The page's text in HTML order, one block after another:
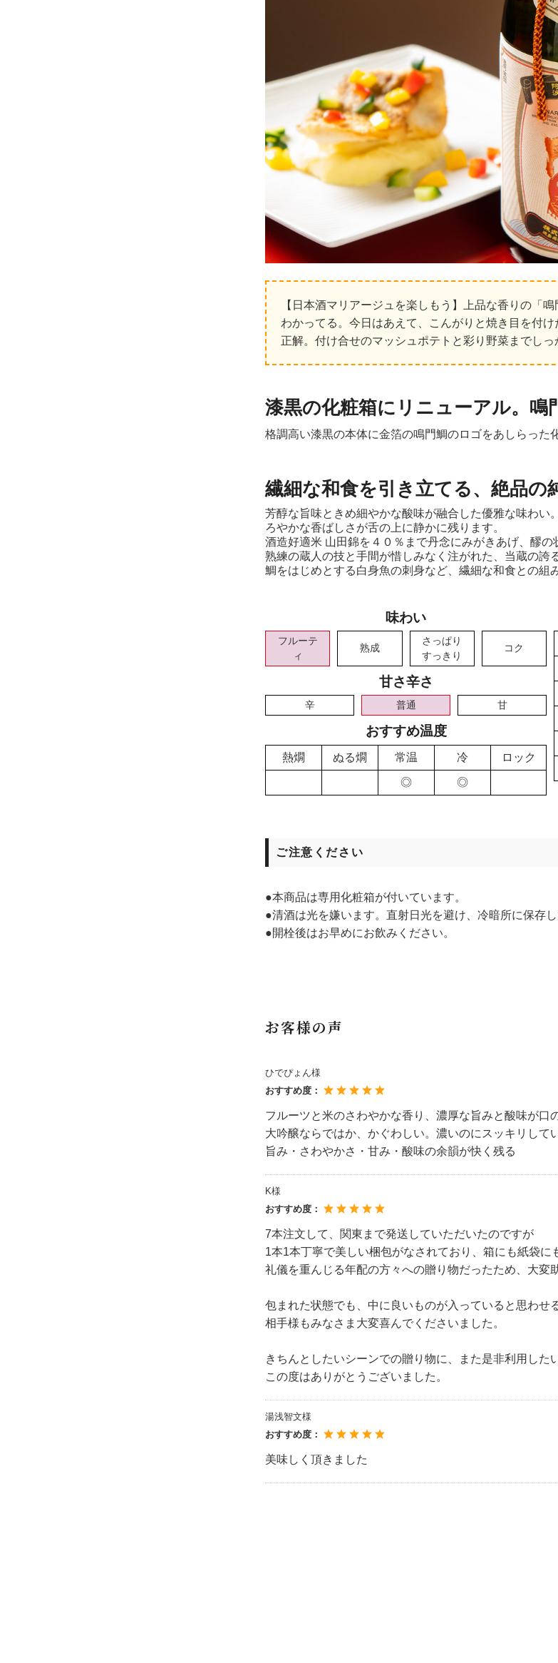
【日本酒マリアージュを楽しもう】上品な香りの「
わかってる。今日はあえて、こんがりと焼き目を付
正解。付け合せのマッシュポテトと彩り野菜までし
漆黒の化粧箱にリニューアル。鳴
格調高い漆黒の本体に金箔の鳴門鯛のロゴをあしらった
繊細な和食を引き立てる、絶品の
芳醇な旨味ときめ細やかな酸味が融合した優雅な味わい
ろやかな香ばしさが舌の上に静かに残ります。
酒造好適米 山田錦を４０％まで丹念にみがきあげ、醪
熟練の蔵人の技と手間が惜しみなく注がれた、当蔵の誇
鯛をはじめとする白身魚の刺身など、繊細な和食との組
味わい
フルーテ
ィ
熟成
さっぱり
すっきり
コク
甘さ辛さ
辛 普通 甘
おすすめ温度
熱燗 ぬる燗 常温 冷 ロック
◎ ◎
ご注意ください
●本商品は専用化粧箱が付いています。
●清酒は光を嫌います。直射日光を避け、冷暗所に保存し
●開栓後はお早めにお飲みください。
お客様の声
ひでぴょん様
おすすめ度：
フルーツと米のさわやかな香り、濃厚な旨みと酸味が口
大吟醸ならではか、かぐわしい。濃いのにスッキリして
旨み・さわやかさ・甘み・酸味の余韻が快く残る
K様
おすすめ度：
7本注文して、関東まで発送していただいたのですが
1本1本丁寧で美しい梱包がなされており、箱にも紙袋に
礼儀を重んじる年配の方々への贈り物だったため、大変
包まれた状態でも、中に良いものが入っていると思わせ
相手様もみなさま大変喜んでくださいました。
きちんとしたいシーンでの贈り物に、また是非利用した
この度はありがとうございました。
湯浅智文様
おすすめ度：
美味しく頂きました